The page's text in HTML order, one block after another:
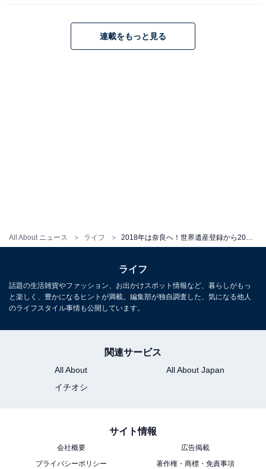
All About ニュース ライフ
限定ツアー募集中
「うまし うるわし 奈良」
実施中。ホームページ も新しくなり、神社仏閣はもちろ
ん、町家などを改装した店や可愛らしいおみやげ、スタ
連載をもっと見る
ライフ
話題の生活雑貨やファッション、お出かけスポット情報など、暮らしがもっ
と楽しく、豊かになるヒントが満載。編集部が独自調査した、気になる他人
のライフスタイル事情も公開しています。
関連サービス
All About
All About Japan
イチオシ
サイト情報
会社概要
広告掲載
プライバシーポリシー
著作権・商標・免責事項